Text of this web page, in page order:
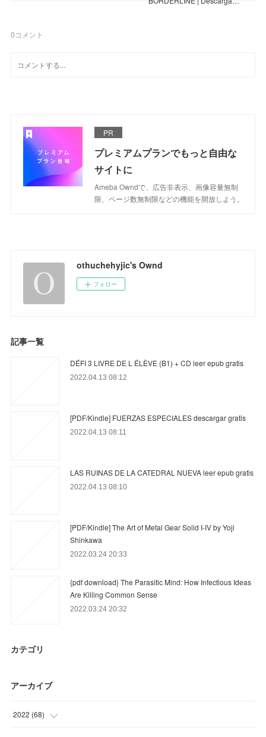
0コメント
PR
プレミアムプランでもっと自由な
サイトに
Ameba Owndで、広告非表示、画像容量無制
限、ページ数無制限などの機能を開放しよう。
othuchehyjic's Ownd
フォロー
記事一覧
DÉFI 3 LIVRE DE L ÉLÈVE (B1) + CD leer epub gratis
2022.04.13 08:12
[PDF/Kindle] FUERZAS ESPECIALES descargar gratis
2022.04.13 08:11
LAS RUINAS DE LA CATEDRAL NUEVA leer epub gratis
2022.04.13 08:10
[PDF/Kindle] The Art of Metal Gear Solid I-IV by Yoji
Shinkawa
2022.03.24 20:33
{pdf download} The Parasitic Mind: How Infectious Ideas
Are Killing Common Sense
2022.03.24 20:32
カテゴリ
アーカイブ
2022 (68)